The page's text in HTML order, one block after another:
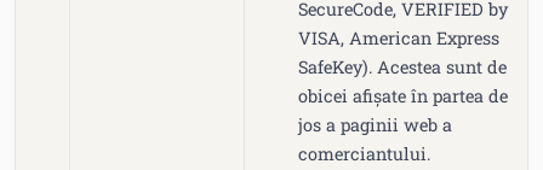
SecureCode, VERIFIED by
VISA, American Express
SafeKey). Acestea sunt de
obicei afișate în partea de
jos a paginii web a
comerciantului.